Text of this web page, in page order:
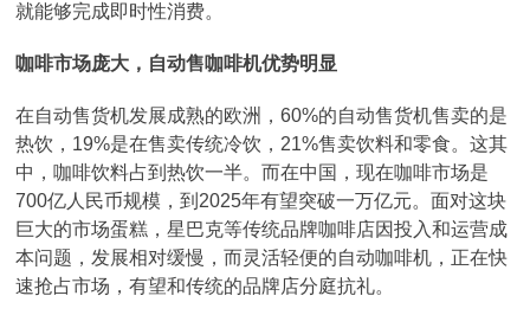
就能够完成即时性消费。
咖啡市场庞大，自动售咖啡机优势明显
在自动售货机发展成熟的欧洲，60%的自动售货机售卖的是
热饮，19%是在售卖传统冷饮，21%售卖饮料和零食。这其
中，咖啡饮料占到热饮一半。而在中国，现在咖啡市场是
700亿人民币规模，到2025年有望突破一万亿元。面对这块
巨大的市场蛋糕，星巴克等传统品牌咖啡店因投入和运营成
本问题，发展相对缓慢，而灵活轻便的自动咖啡机，正在快
速抢占市场，有望和传统的品牌店分庭抗礼。